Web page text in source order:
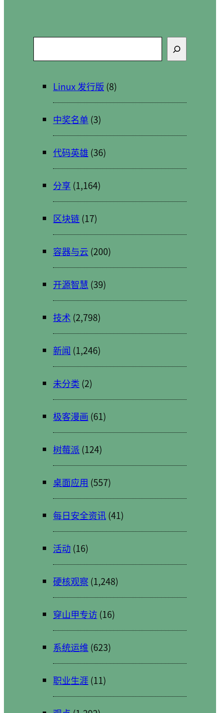
索
Linux 发行版 (8)
中奖名单 (3)
代码英雄 (36)
分享 (1,164)
区块链(17)
容器与云 (200)
开源智慧 (39)
技术 (2,798)
新闻 (1,246)
未分类 (2)
极客漫画 (61)
树莓派 (124)
桌面应用 (557)
每日安全资讯(41)
活动 (16)
硬核观察 (1,248)
穿山甲专访(16)
系统运维 (623)
职业生涯(11)